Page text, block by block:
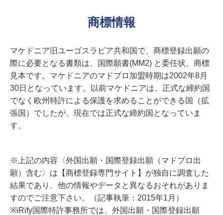
商標情報
マケドニア旧ユーゴスラビア共和国で、商標登録出願の
際に必要となる書類は、国際願書(MM2) と委任状、商標
見本です。マケドニアのマドプロ加盟時期は2002年8月
30日となっています。以前マケドニアは、正式な締約国
でなく欧州特許による保護を求めることができる国（拡
張国）でしたが、現在では正式な締約国となっていま
す。
※上記の内容〈外国出願・国際登録出願（マドプロ出
願）含む〉は【商標登録専門サイト】が独自に調査した
結果であり、他の情報やデータと異なるおそれがありま
すのでご注意下さい。（記事執筆：2015年1月）
※iRify国際特許事務所では、外国出願・国際登録出願